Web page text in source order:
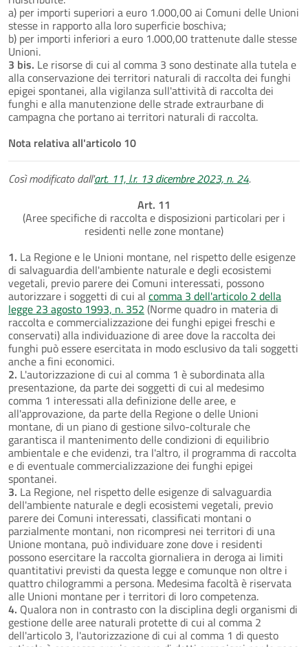
a) per importi superiori a euro 1.000,00 ai Comuni delle Unioni
stesse in rapporto alla loro superficie boschiva;
b) per importi inferiori a euro 1.000,00 trattenute dalle stesse
Unioni.
3 bis. Le risorse di cui al comma 3 sono destinate alla tutela e
alla conservazione dei territori naturali di raccolta dei funghi
epigei spontanei, alla vigilanza sull'attività di raccolta dei
funghi e alla manutenzione delle strade extraurbane di
campagna che portano ai territori naturali di raccolta.
Nota relativa all'articolo 10
Così modificato dall'art. 11, l.r. 13 dicembre 2023, n. 24.
Art. 11
(Aree specifiche di raccolta e disposizioni particolari per i
residenti nelle zone montane)
1. La Regione e le Unioni montane, nel rispetto delle esigenze
di salvaguardia dell'ambiente naturale e degli ecosistemi
vegetali, previo parere dei Comuni interessati, possono
autorizzare i soggetti di cui al comma 3 dell'articolo 2 della
legge 23 agosto 1993, n. 352 (Norme quadro in materia di
raccolta e commercializzazione dei funghi epigei freschi e
conservati) alla individuazione di aree dove la raccolta dei
funghi può essere esercitata in modo esclusivo da tali soggetti
anche a fini economici.
2. L'autorizzazione di cui al comma 1 è subordinata alla
presentazione, da parte dei soggetti di cui al medesimo
comma 1 interessati alla definizione delle aree, e
all'approvazione, da parte della Regione o delle Unioni
montane, di un piano di gestione silvo-colturale che
garantisca il mantenimento delle condizioni di equilibrio
ambientale e che evidenzi, tra l'altro, il programma di raccolta
e di eventuale commercializzazione dei funghi epigei
spontanei.
3. La Regione, nel rispetto delle esigenze di salvaguardia
dell'ambiente naturale e degli ecosistemi vegetali, previo
parere dei Comuni interessati, classificati montani o
parzialmente montani, non ricompresi nei territori di una
Unione montana, può individuare zone dove i residenti
possono esercitare la raccolta giornaliera in deroga ai limiti
quantitativi previsti da questa legge e comunque non oltre i
quattro chilogrammi a persona. Medesima facoltà è riservata
alle Unioni montane per i territori di loro competenza.
4. Qualora non in contrasto con la disciplina degli organismi di
gestione delle aree naturali protette di cui al comma 2
dell'articolo 3, l'autorizzazione di cui al comma 1 di questo